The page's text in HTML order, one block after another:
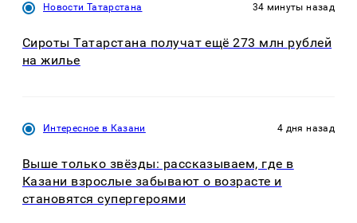
Новости Татарстана 34 минуты назад
Сироты Татарстана получат ещё 273 млн рублей
на жилье
Интересное в Казани 4 дня назад
Выше только звёзды: рассказываем, где в
Казани взрослые забывают о возрасте и
становятся супергероями